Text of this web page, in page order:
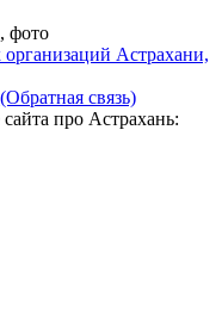
Астрахани,
связь)
про Астрахань: